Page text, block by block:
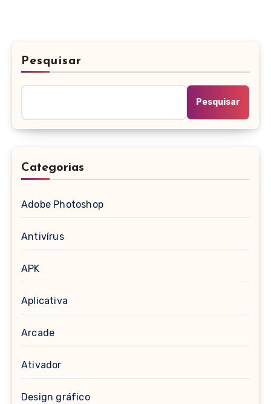
Pesquisar
Pesquisar
Categorias
Adobe Photoshop
Antivírus
APK
Aplicativa
Arcade
Ativador
Design gráfico